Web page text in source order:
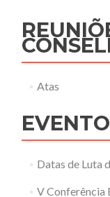
Atas
Datas de Luta
V Conferência